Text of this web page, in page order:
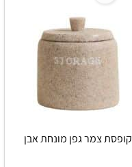
קופסת צמר גפן מונחת אבן